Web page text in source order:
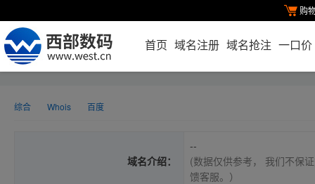
购
首页 域名注册 域名抢注 一口价
综合 Whois 百度
域名介绍：
--
(数据仅供参考， 我们不保
馈客服。）